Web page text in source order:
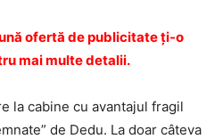
ofertă de publicitate ţi-o
mai multe detalii.
la cabine cu avantajul fragil
de Dedu. La doar câteva